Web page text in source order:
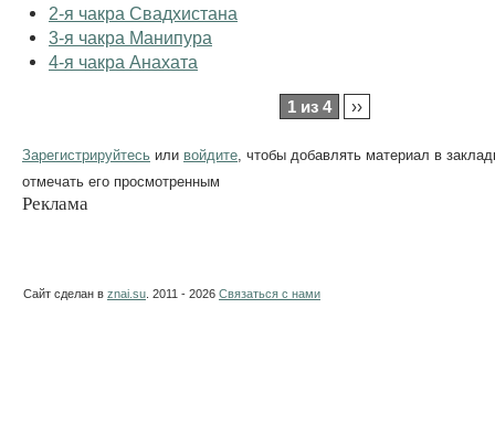
2-я чакра Свадхистана
3-я чакра Манипура
4-я чакра Анахата
1 из 4 ››
Зарегистрируйтесь или войдите , чтобы добавлять материал в
отмечать его просмотренным
Реклама
Сайт сделан в znai.su . 2011 - 2026 Связаться с нами